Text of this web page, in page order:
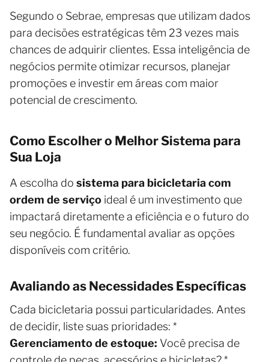
Segundo o Sebrae, empresas que utilizam dados
para decisões estratégicas têm 23 vezes mais
chances de adquirir clientes. Essa inteligência de
negócios permite otimizar recursos, planejar
promoções e investir em áreas com maior
potencial de crescimento.
Como Escolher o Melhor Sistema para
Sua Loja
A escolha do sistema para bicicletaria com
ordem de serviço ideal é um investimento que
impactará diretamente a eficiência e o futuro do
seu negócio. É fundamental avaliar as opções
disponíveis com critério.
Avaliando as Necessidades Específicas
Cada bicicletaria possui particularidades. Antes
de decidir, liste suas prioridades: *
Gerenciamento de estoque: Você precisa de